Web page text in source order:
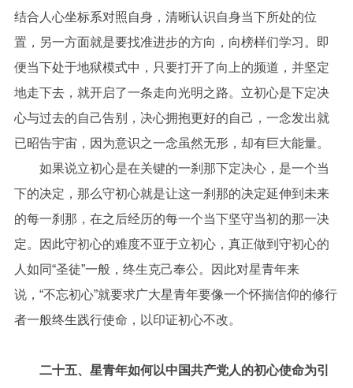
结合人心坐标系对照自身，清晰认识自身当下所处的位
置，另一方面就是要找准进步的方向，向榜样们学习。即
便当下处于地狱模式中，只要打开了向上的频道，并坚定
地走下去，就开启了一条走向光明之路。立初心是下定决
心与过去的自己告别，决心拥抱更好的自己，一念发出就
已昭告宇宙，因为意识之一念虽然无形，却有巨大能量。
如果说立初心是在关键的一刹那下定决心，是一个当
下的决定，那么守初心就是让这一刹那的决定延伸到未来
的每一刹那，在之后经历的每一个当下坚守当初的那一决
定。因此守初心的难度不亚于立初心，真正做到守初心的
人如同“圣徒”一般，终生克己奉公。因此对星青年来
说，“不忘初心”就要求广大星青年要像一个怀揣信仰的修行
者一般终生践行使命，以印证初心不改。
二十五、星青年如何以中国共产党人的初心使命为引